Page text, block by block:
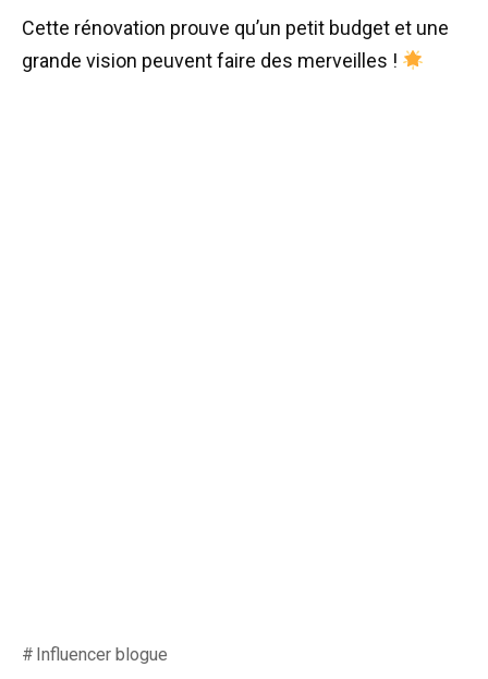
Cette rénovation prouve qu’un petit budget et une
grande vision peuvent faire des merveilles !
Influencer blogue